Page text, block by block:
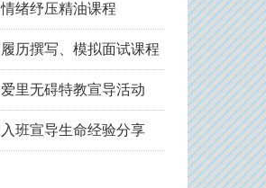
情绪纾压精油课程
履历撰写、模拟面试课程
爱里无碍特教宣导活动
入班宣导生命经验分享